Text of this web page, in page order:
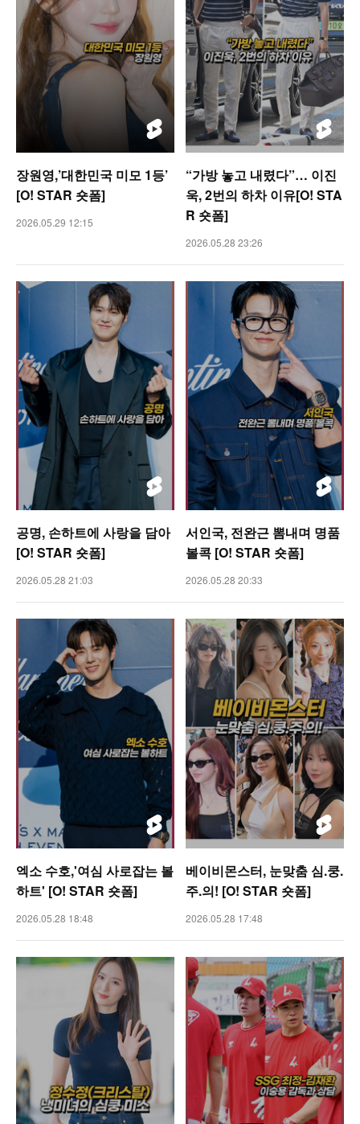
장원영,’대한민국 미모 1등’
[O! STAR 숏폼]
2026.05.29 12:15
“가방 놓고 내렸다”… 이진
욱, 2번의 하차 이유[O! STA
R 숏폼]
2026.05.28 23:26
공명, 손하트에 사랑을 담아
[O! STAR 숏폼]
2026.05.28 21:03
서인국, 전완근 뽐내며 명품
볼콕 [O! STAR 숏폼]
2026.05.28 20:33
엑소 수호,'여심 사로잡는 볼
하트' [O! STAR 숏폼]
2026.05.28 18:48
베이비몬스터, 눈맞춤 심.쿵.
주.의! [O! STAR 숏폼]
2026.05.28 17:48